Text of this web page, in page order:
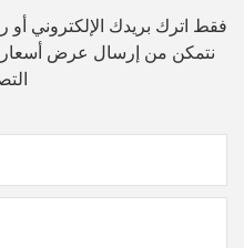
فقط اترك بريدك الإلكتروني
نتمكن من إرسال عرض